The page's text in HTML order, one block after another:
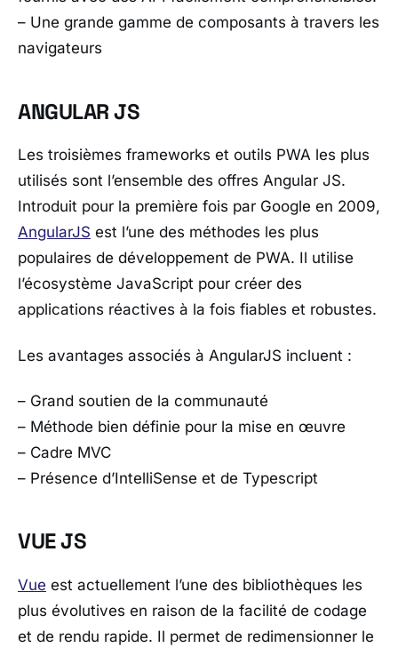
– Une grande gamme de composants à travers les
navigateurs
ANGULAR JS
Les troisièmes frameworks et outils PWA les plus
utilisés sont l’ensemble des offres Angular JS.
Introduit pour la première fois par Google en 2009,
AngularJS est l’une des méthodes les plus
populaires de développement de PWA. Il utilise
l’écosystème JavaScript pour créer des
applications réactives à la fois fiables et robustes.
Les avantages associés à AngularJS incluent :
– Grand soutien de la communauté
– Méthode bien définie pour la mise en œuvre
– Cadre MVC
– Présence d’IntelliSense et de Typescript
VUE JS
Vue est actuellement l’une des bibliothèques les
plus évolutives en raison de la facilité de codage
et de rendu rapide. Il permet de redimensionner le